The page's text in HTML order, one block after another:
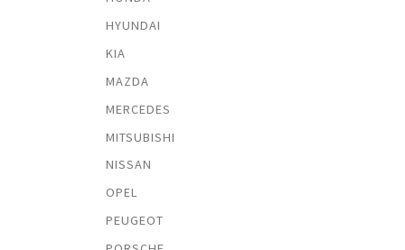
HYUNDAI
KIA
MAZDA
MERCEDES
MITSUBISHI
NISSAN
OPEL
PEUGEOT